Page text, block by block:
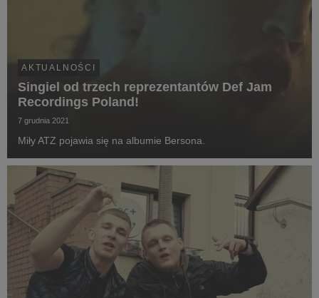
AKTUALNOŚCI
Singiel od trzech reprezentantów Def Jam
Recordings Poland!
7 grudnia 2021
Miły ATZ pojawia się na albumie Bersona.